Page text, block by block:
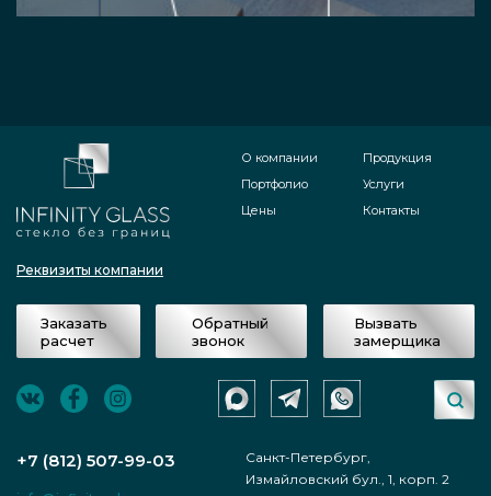
Реквизиты компании
О компании
Портфолио
Цены
Продукция
Услуги
Контакты
Заказать
расчет
Обратный
звонок
Вызвать
замерщика
+7 (812) 507-99-03
Санкт-Петербург,
Измайловский бул., 1, корп. 2